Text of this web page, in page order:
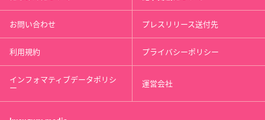
お問い合わせ プレスリリース送付先
利用規約 プライバシーポリシー
インフォマティブデータポリシ
ー 運営会社